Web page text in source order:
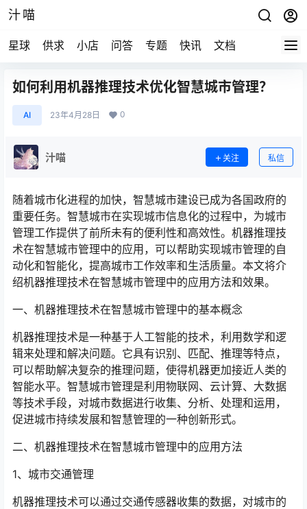
汁喵
星球 供求 小店 问答 专题 快讯 文档
如何利用机器推理技术优化智慧城市管理？
AI 23年4月28日 0
汁喵 关注 私信
随着城市化进程的加快，智慧城市建设已成为各国政府的
重要任务。智慧城市在实现城市信息化的过程中，为城市
管理工作提供了前所未有的便利性和高效性。机器推理技
术在智慧城市管理中的应用，可以帮助实现城市管理的自
动化和智能化，提高城市工作效率和生活质量。本文将介
绍机器推理技术在智慧城市管理中的应用方法和效果。
一、机器推理技术在智慧城市管理中的基本概念
机器推理技术是一种基于人工智能的技术，利用数学和逻
辑来处理和解决问题。它具有识别、匹配、推理等特点，
可以帮助解决复杂的推理问题，使得机器更加接近人类的
智能水平。智慧城市管理是利用物联网、云计算、大数据
等技术手段，对城市数据进行收集、分析、处理和运用，
促进城市持续发展和智慧管理的一种创新形式。
二、机器推理技术在智慧城市管理中的应用方法
1、城市交通管理
机器推理技术可以通过交通传感器收集的数据，对城市的